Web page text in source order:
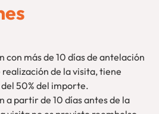
con más de 10 días de antelación
de la visita, tiene
50% del importe.
a partir de 10 días antes de la